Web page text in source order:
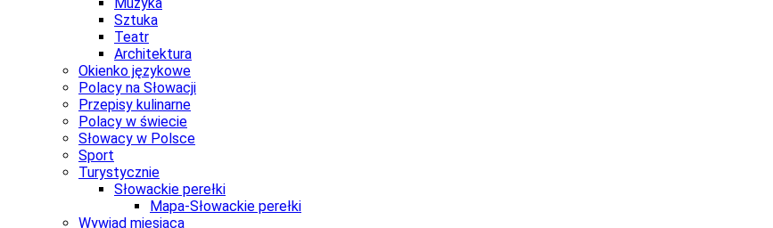
Muzyka
Sztuka
Teatr
Architektura
Okienko językowe
Polacy na Słowacji
Przepisy kulinarne
Polacy w świecie
Słowacy w Polsce
Sport
Turystycznie
Słowackie perełki
Mapa-Słowackie perełki
Wywiad miesiąca